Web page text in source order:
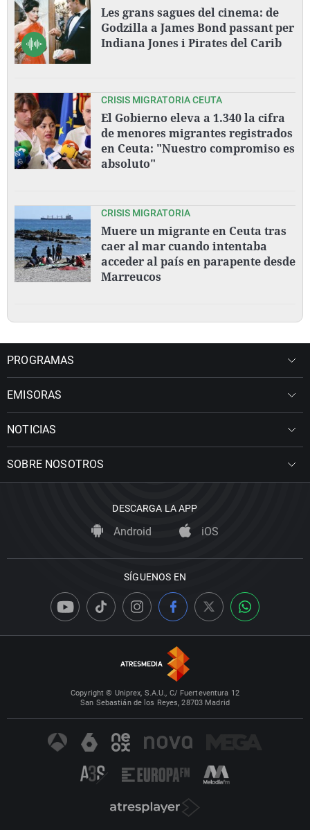
Les grans sagues del cinema: de
Godzilla a James Bond passant per
Indiana Jones i Pirates del Carib
CRISIS MIGRATORIA CEUTA
El Gobierno eleva a 1.340 la cifra
de menores migrantes registrados
en Ceuta: "Nuestro compromiso es
absoluto"
CRISIS MIGRATORIA
Muere un migrante en Ceuta tras
caer al mar cuando intentaba
acceder al país en parapente desde
Marreucos
PROGRAMAS
EMISORAS
NOTICIAS
SOBRE NOSOTROS
DESCARGA LA APP
Android iOS
SÍGUENOS EN
Copyright © Uniprex, S.A.U., C/ Fuerteventura 12
San Sebastián de los Reyes, 28703 Madrid